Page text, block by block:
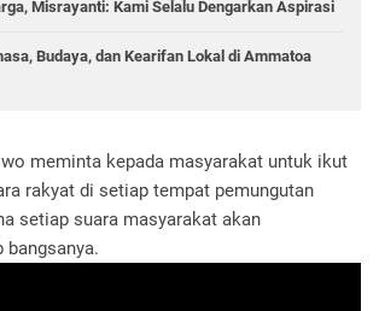
Misrayanti: Kami Selalu Dengarkan Aspirasi
Budaya, dan Kearifan Lokal di Ammatoa
meminta kepada masyarakat untuk ikut
rakyat di setiap tempat pemungutan
setiap suara masyarakat akan
bangsanya.